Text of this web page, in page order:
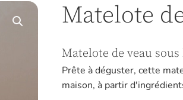
Matelote
Matelote de veau sous
Prête à déguster, cette
maison, à partir